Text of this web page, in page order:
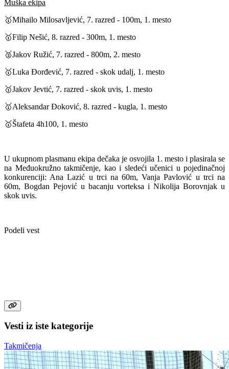
Muška ekipa
🥇Mihailo Milosavljević, 7. razred - 100m, 1. mesto
🥇Filip Nešić, 8. razred - 300m, 1. mesto
🥈Jakov Ružić, 7. razred - 800m, 2. mesto
🥇Luka Đorđević, 7. razred - skok udalj, 1. mesto
🥇Jakov Jevtić, 7. razred - skok uvis, 1. mesto
🥇Aleksandar Đoković, 8. razred - kugla, 1. mesto
🥇Štafeta 4h100, 1. mesto
U ukupnom plasmanu ekipa dečaka je osvojila 1. mesto i plasirala se
na Međuokružno takmičenje, kao i sledeći učenici u pojedinačnoj
konkurenciji: Ana Lazić u trci na 60m, Vanja Pavlović u trci na
60m, Bogdan Pejović u bacanju vorteksa i Nikolija Borovnjak u
skok uvis.
Podeli vest
Vesti iz iste kategorije
Takmičenja